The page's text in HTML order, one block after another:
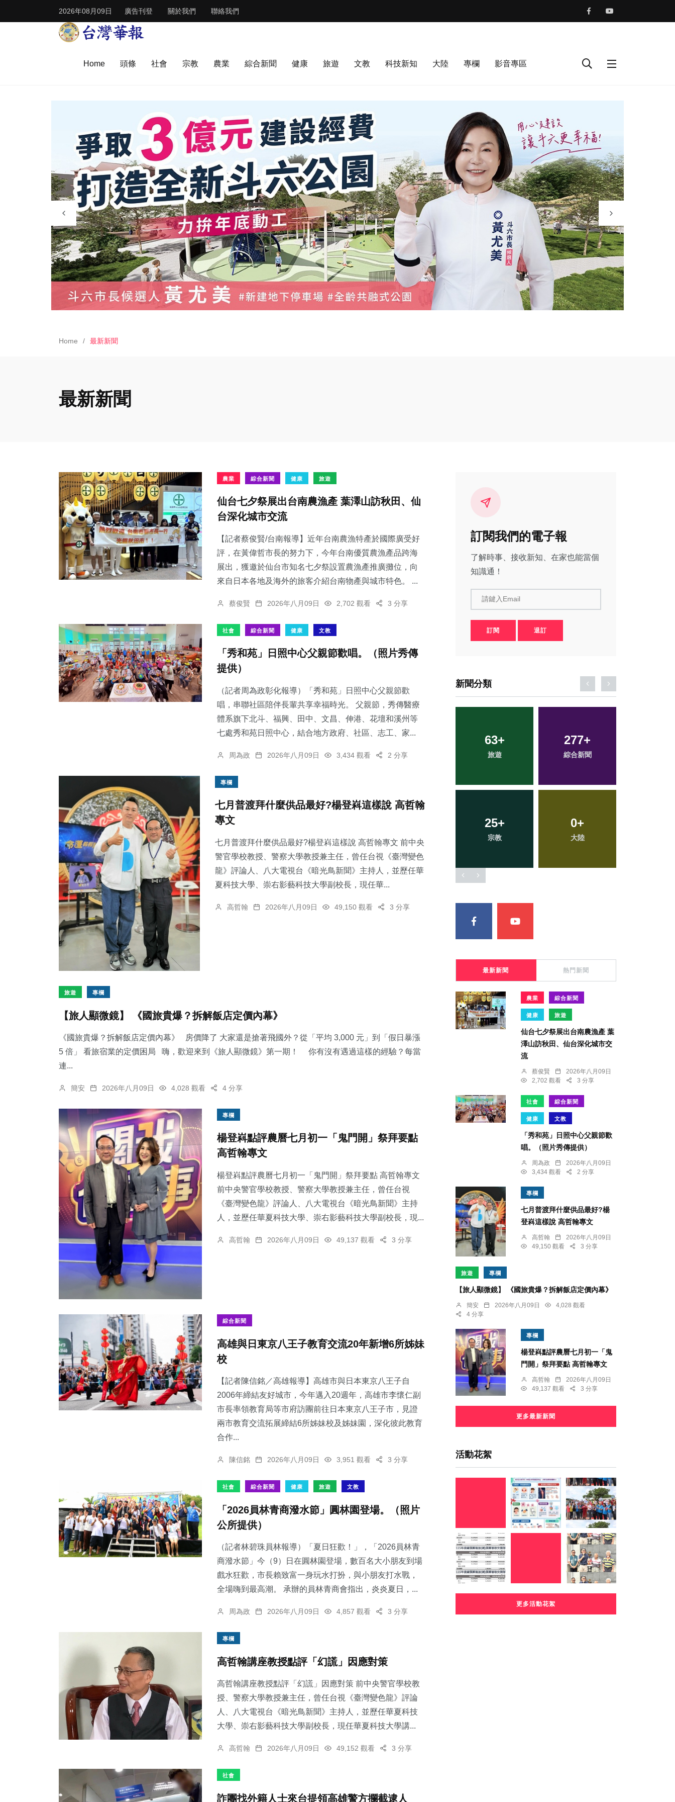
2026年08月09日 廣告刊登 關於我們 聯絡我們
Home 頭條 社會 宗教 農業 綜合新聞 健康 旅遊 文教 科技新知 大陸 專欄 影音專區
Home 最新新聞
最新新聞
農業 綜合新聞 健康 旅遊
仙台七夕祭展出台南農漁產 葉澤山訪秋田、仙
台深化城市交流
【記者蔡俊賢/台南報導】近年台南農漁特產於國際廣受好
評，在黃偉哲市長的努力下，今年台南優質農漁產品跨海
展出，獲邀於仙台市知名七夕祭設置農漁產推廣攤位，向
來自日本各地及海外的旅客介紹台南物產與城市特色。 ...
蔡俊賢 2026年八月09日 2,702 觀看 3 分享
社會 綜合新聞 健康 文教
「秀和苑」日照中心父親節歡唱。（照片秀傳
提供）
（記者周為政彰化報導）「秀和苑」日照中心父親節歡
唱，串聯社區陪伴長輩共享幸福時光。 父親節，秀傳醫療
體系旗下北斗、福興、田中、文昌、伸港、花壇和溪州等
七處秀和苑日照中心，結合地方政府、社區、志工、家...
周為政 2026年八月09日 3,434 觀看 2 分享
專欄
七月普渡拜什麼供品最好?楊登嵙這樣說 高哲翰
專文
七月普渡拜什麼供品最好?楊登嵙這樣說 高哲翰專文 前中央
警官學校教授、警察大學教授兼主任，曾任台視《臺灣變色
龍》評論人、八大電視台《暗光鳥新聞》主持人，並歷任華
夏科技大學、崇右影藝科技大學副校長，現任華...
高哲翰 2026年八月09日 49,150 觀看 3 分享
旅遊 專欄
【旅人顯微鏡】 《國旅貴爆？拆解飯店定價內幕》
《國旅貴爆？拆解飯店定價內幕》 房價降了 大家還是搶著飛國外？從「平均 3,000 元」到「假日暴漲
5 倍」 看旅宿業的定價困局 嗨，歡迎來到《旅人顯微鏡》第一期！ 你有沒有遇過這樣的經驗？每當
連...
簡安 2026年八月09日 4,028 觀看 4 分享
專欄
楊登嵙點評農曆七月初一「鬼門開」祭拜要點
高哲翰專文
楊登嵙點評農曆七月初一「鬼門開」祭拜要點 高哲翰專文
前中央警官學校教授、警察大學教授兼主任，曾任台視
《臺灣變色龍》評論人、八大電視台《暗光鳥新聞》主持
人，並歷任華夏科技大學、崇右影藝科技大學副校長，現...
高哲翰 2026年八月09日 49,137 觀看 3 分享
綜合新聞
高雄與日東京八王子教育交流20年新增6所姊妹
校
【記者陳信銘／高雄報導】高雄市與日本東京八王子自
2006年締結友好城市，今年邁入20週年，高雄市李懷仁副
市長率領教育局等市府訪團前往日本東京八王子市，見證
兩市教育交流拓展締結6所姊妹校及姊妹園，深化彼此教育
合作...
陳信銘 2026年八月09日 3,951 觀看 3 分享
社會 綜合新聞 健康 旅遊 文教
「2026員林青商潑水節」圓林園登場。（照片
公所提供）
（記者林碧珠員林報導）「夏日狂歡！」，「2026員林青
商潑水節」今（9）日在圓林園登場，數百名大小朋友到場
戲水狂歡，市長賴致富一身玩水打扮，與小朋友打水戰，
全場嗨到最高潮。 承辦的員林青商會指出，炎炎夏日，...
周為政 2026年八月09日 4,857 觀看 3 分享
專欄
高哲翰講座教授點評「幻謊」因應對策
高哲翰講座教授點評「幻謊」因應對策 前中央警官學校教
授、警察大學教授兼主任，曾任台視《臺灣變色龍》評論
人、八大電視台《暗光鳥新聞》主持人，並歷任華夏科技
大學、崇右影藝科技大學副校長，現任華夏科技大學講...
高哲翰 2026年八月09日 49,152 觀看 3 分享
社會
詐團找外籍人士來台提領高雄警方攔截逮人
訂閱我們的電子報
了解時事、接收新知、在家也能當個
知識通！
請鍵入Email
訂閱 退訂
新聞分類
45+
專欄
13+
科技新知
20+
頭條
63+
旅遊
277
綜合新聞
宗教 大陸
154+
社會
82+
健康
90+
文教
39+
專欄
最新新聞 熱門新聞
農業 綜合新聞
健康 旅遊
仙台七夕祭展出台南農漁產 葉
澤山訪秋田、仙台深化城市交
流
蔡俊賢
2026年八月09日
2,702 觀看
3 分享
社會 綜合新聞
健康 文教
「秀和苑」日照中心父親節歡
唱。（照片秀傳提供）
周為政
2026年八月09日
3,434 觀看
2 分享
專欄
七月普渡拜什麼供品最好?楊
登嵙這樣說 高哲翰專文
高哲翰
2026年八月09日
49,150 觀看
3 分享
旅遊 專欄
【旅人顯微鏡】 《國旅貴爆？拆解飯店定價內幕》
簡安 2026年八月09日
4,028 觀看
4 分享
專欄
楊登嵙點評農曆七月初一「鬼
門開」祭拜要點 高哲翰專文
高哲翰
2026年八月09日
49,137 觀看
3 分享
更多最新新聞
活動花絮
更多活動花絮